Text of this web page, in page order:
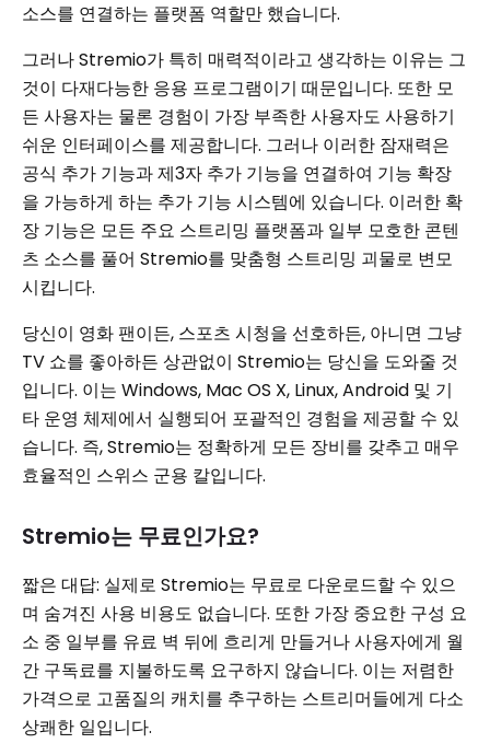
소스를 연결하는 플랫폼 역할만 했습니다.
그러나 Stremio가 특히 매력적이라고 ​​생각하는 이유는 그
것이 다재다능한 응용 프로그램이기 때문입니다. 또한 모
든 사용자는 물론 경험이 가장 부족한 사용자도 사용하기
쉬운 인터페이스를 제공합니다. 그러나 이러한 잠재력은
공식 추가 기능과 제3자 추가 기능을 연결하여 기능 확장
을 가능하게 하는 추가 기능 시스템에 있습니다. 이러한 확
장 기능은 모든 주요 스트리밍 플랫폼과 일부 모호한 콘텐
츠 소스를 풀어 Stremio를 맞춤형 스트리밍 괴물로 변모
시킵니다.
당신이 영화 팬이든, 스포츠 시청을 선호하든, 아니면 그냥
TV 쇼를 좋아하든 상관없이 Stremio는 당신을 도와줄 것
입니다. 이는 Windows, Mac OS X, Linux, Android 및 기
타 운영 체제에서 실행되어 포괄적인 경험을 제공할 수 있
습니다. 즉, Stremio는 정확하게 모든 장비를 갖추고 매우
효율적인 스위스 군용 칼입니다.
Stremio는 무료인가요?
짧은 대답: 실제로 Stremio는 무료로 다운로드할 수 있으
며 숨겨진 사용 비용도 없습니다. 또한 가장 중요한 구성 요
소 중 일부를 유료 벽 뒤에 흐리게 만들거나 사용자에게 월
간 구독료를 지불하도록 요구하지 않습니다. 이는 저렴한
가격으로 고품질의 캐치를 추구하는 스트리머들에게 다소
상쾌한 일입니다.